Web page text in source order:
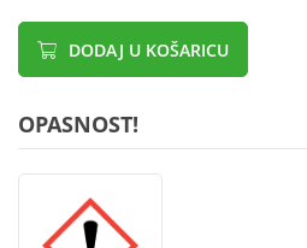
DODAJ U KOŠARICU
OPASNOST!